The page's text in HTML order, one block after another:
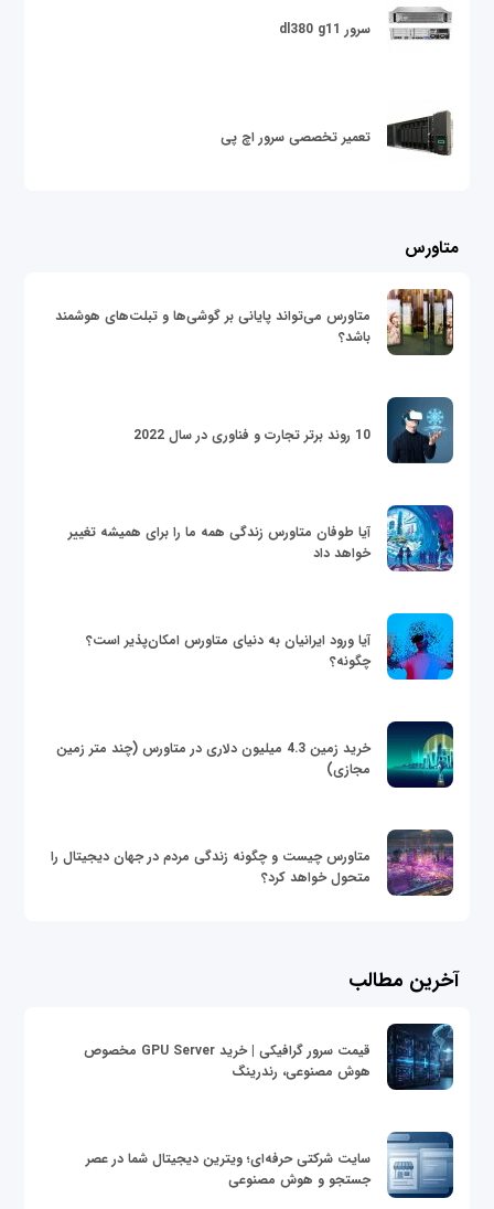
سرور dl380 g11
تعمیر تخصصی سرور اچ پی
متاورس
متاورس می‌تواند پایانی بر گوشی‌ها و تبلت‌های هوشمند
باشد؟
10 روند برتر تجارت و فناوری در سال 2022
آیا طوفان متاورس زندگی همه ما را برای همیشه تغییر
خواهد داد
آیا ورود ایرانیان به دنیای متاورس امکان‌پذیر است؟
چگونه؟
خرید زمین 4.3 میلیون دلاری در متاورس (چند متر زمین
مجازی)
متاورس چیست و چگونه زندگی مردم در جهان دیجیتال را
متحول خواهد کرد؟
آخرین مطالب
قیمت سرور گرافیکی | خرید GPU Server مخصوص
هوش مصنوعی، رندرینگ
سایت شرکتی حرفه‌ای؛ ویترین دیجیتال شما در عصر
جستجو و هوش مصنوعی